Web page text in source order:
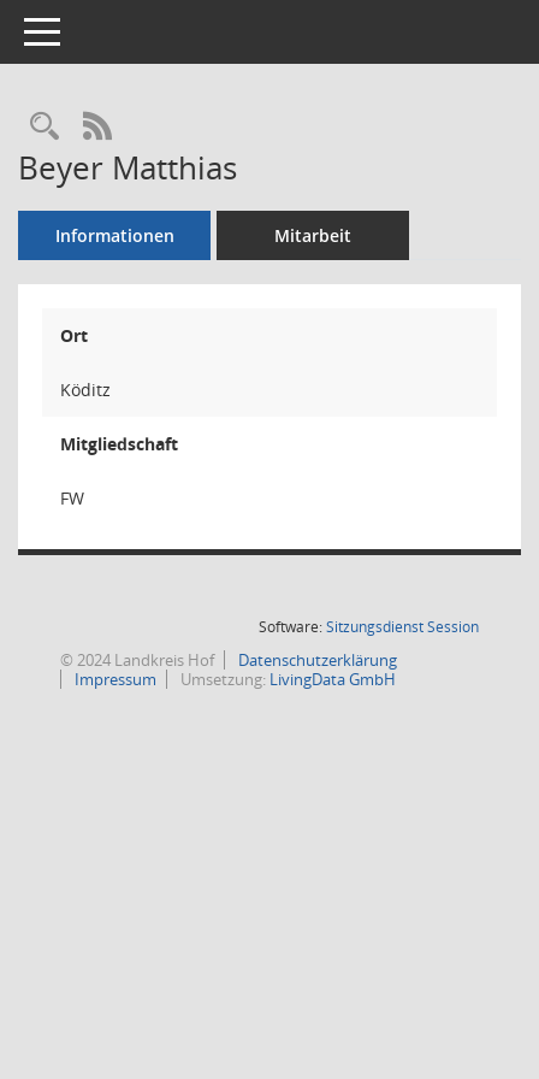
Toggle navigation
Rechercheauswahl
RSS-Feed
Beyer Matthias
Informationen Mitarbeit
Ort
Köditz
Mitgliedschaft
FW
Software:SitzungsdienstSession(Wird in
© 2024 Landkreis Hof
Datenschutzerklärung
Impressum
Umsetzung: LivingData GmbH